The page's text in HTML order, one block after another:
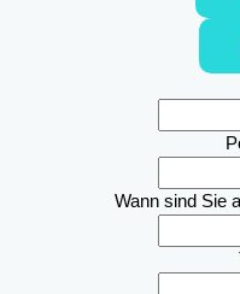
Wann sind Sie